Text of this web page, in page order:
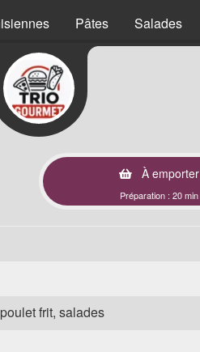
Pâtes Salades
À emporter
Préparation : 20 min
frit, salades